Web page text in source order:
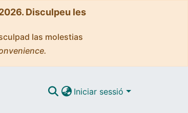
Disculpeu les
las molestias
Iniciar sessió